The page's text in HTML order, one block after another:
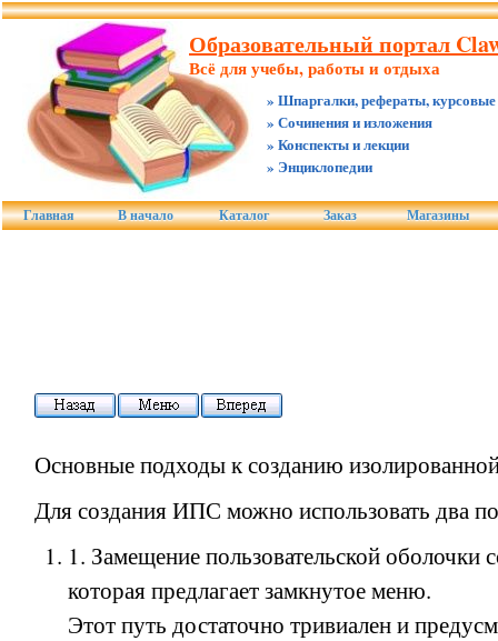
Образовательный портал
Всё для учебы, работы и отдыха
» Шпаргалки, рефераты, курсовые
» Сочинения и изложения
» Конспекты и лекции
» Энциклопедии
Главная В начало Каталог Заказ Магазины
Основные подходы к созданию
Для создания ИПС можно использовать два
1. Замещение пользовательской оболочки
которая предлагает замкнутое меню.
Этот путь достаточно тривиален и